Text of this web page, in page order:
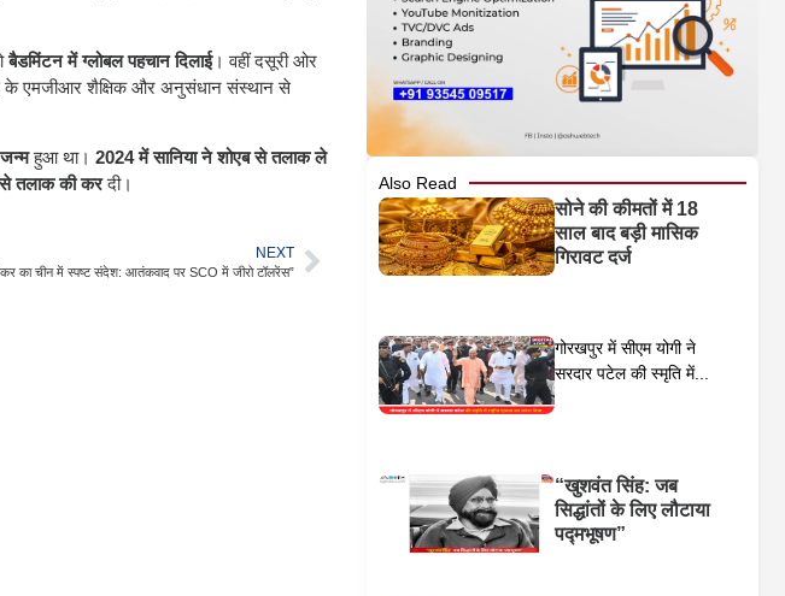
बैडमिंटन में ग्लोबल पहचान दिलाई। वहीं दसूरी ओर
के एमजीआर शैक्षिक और अनुसंधान संस्थान से
हुआ था। 2024 में सानिया ने शोएब से तलाक ले
से तलाक की करदी।
NEXT
का चीन में स्पष्ट संदेश: आतंकवाद पर SCO में जीरो टॉलरेंस”
Also Read
सोने की कीमतों में 18
साल बाद बड़ी मासिक
गिरावट दर्ज
गोरखपुर में सीएम योगी ने
सरदार पटेल की स्मृति में...
“खुशवंत सिंह: जब
सिद्धांतों के लिए लौटाया
पद्मभूषण”